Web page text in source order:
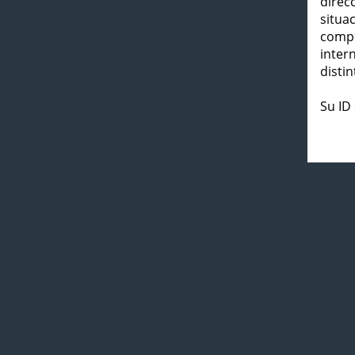
Su